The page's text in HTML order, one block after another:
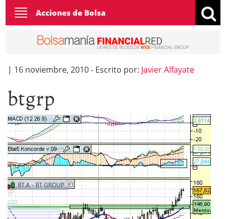
Toggle
navigation
Acciones de Bolsa
| 16 noviembre, 2010- Escrito por: Javier Alfayate
btgrp